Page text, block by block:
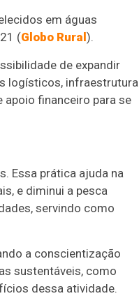
em águas
(Globo Rural ).
de expandir
logísticos, infraestrutura
financeiro para se
Essa prática ajuda na
e diminui a pesca
servindo como
a conscientização
sustentáveis, como
dessa atividade.